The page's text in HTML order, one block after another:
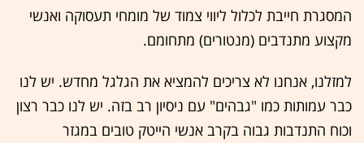
המסגרת חייבת לכלול ליווי צמוד של מומחי תעסוקה ואנשי
מקצוע מתנדבים (מנטורים) מתחומם.
למזלנו, אנחנו לא צריכים להמציא את הגלגל מחדש. יש לנו
כבר עמותות כמו "גבהים" עם ניסיון רב בזה. יש לנו כבר רצון
וכוח התנדבות גבוה בקרב אנשי הייטק טובים במגזר